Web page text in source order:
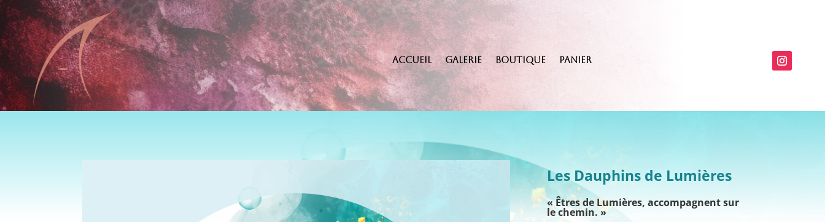
Accueil Galerie Boutique Panier
Les Dauphins de Lumières
« Êtres de Lumières, accompagnent sur
le chemin. »